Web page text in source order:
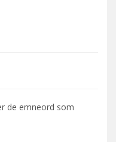
de emneord som